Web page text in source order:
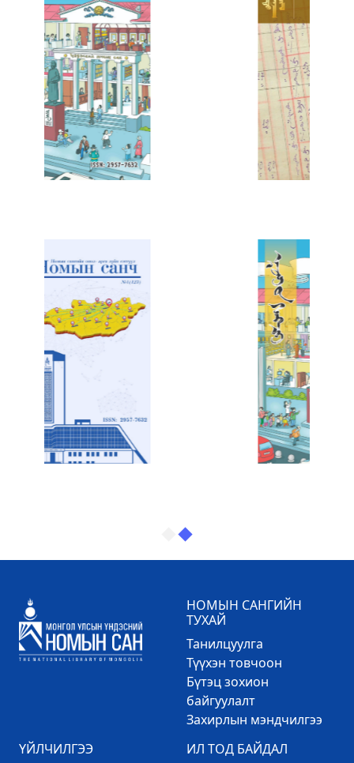
НОМЫН САНГИЙН
ТУХАЙ
Танилцуулга
Түүхэн товчоон
Бүтэц зохион
байгуулалт
Захирлын мэндчилгээ
ҮЙЛЧИЛГЭЭ
ИЛ ТОД БАЙДАЛ